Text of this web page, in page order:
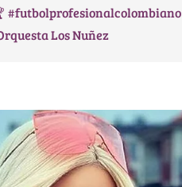
#futbolprofesionalcolombiano
Los Nuñez